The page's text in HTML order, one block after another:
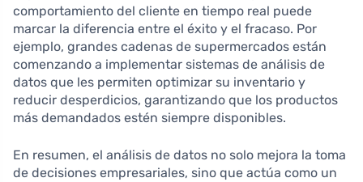
comportamiento del cliente en tiempo real puede
marcar la diferencia entre el éxito y el fracaso. Por
ejemplo, grandes cadenas de supermercados están
comenzando a implementar sistemas de análisis de
datos que les permiten optimizar su inventario y
reducir desperdicios, garantizando que los productos
más demandados estén siempre disponibles.
En resumen, el análisis de datos no solo mejora la toma
de decisiones empresariales, sino que actúa como un